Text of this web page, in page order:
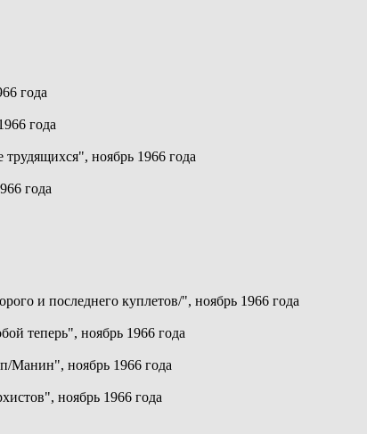
года
года
ноябрь 1966 года
года
и последнего куплетов/", ноябрь 1966 года
теперь", ноябрь 1966 года
Манин", ноябрь 1966 года
ноябрь 1966 года